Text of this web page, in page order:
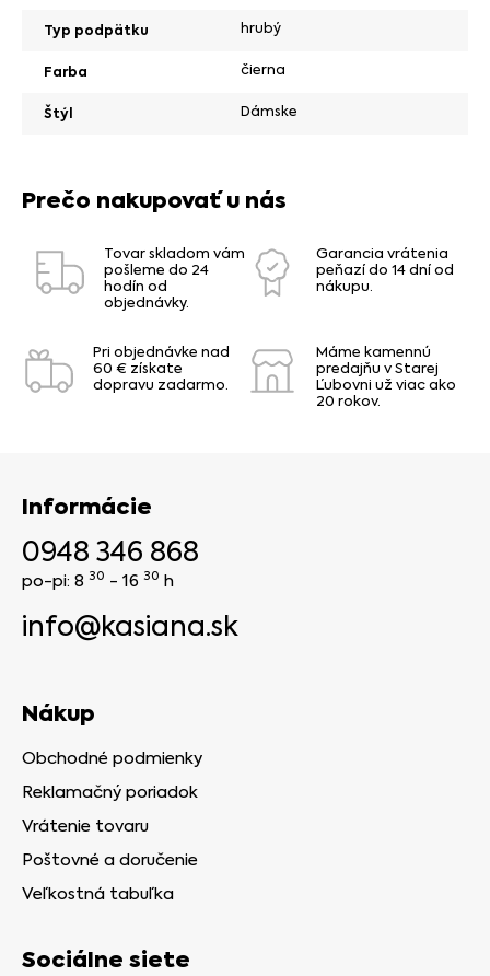
Typ podpätku hrubý
Farba čierna
Štýl Dámske
Prečo nakupovať u nás
Tovar skladom vám
pošleme do 24
hodín od
objednávky.
Garancia vrátenia
peňazí do 14 dní od
nákupu.
Pri objednávke nad
60 € získate
dopravu zadarmo.
Máme kamennú
predajňu v Starej
Ľubovni už viac ako
20 rokov.
Informácie
0948 346 868
po-pi: 8 30 - 16 30 h
info@kasiana.sk
Nákup
Obchodné podmienky
Reklamačný poriadok
Vrátenie tovaru
Poštovné a doručenie
Veľkostná tabuľka
Sociálne siete